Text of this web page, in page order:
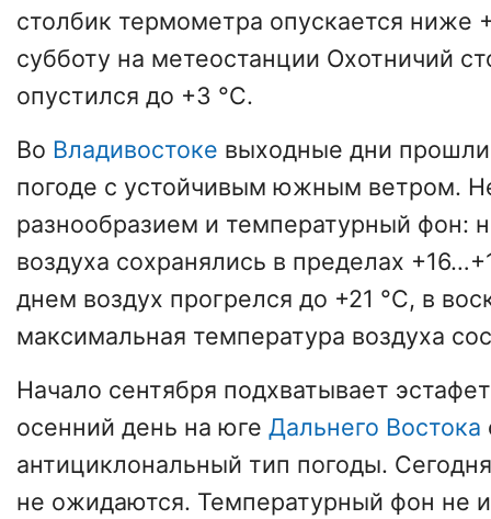
столбик термометра опускается ниже
субботу на метеостанции Охотничий
опустился до +3 °C.
Во Владивостоке выходные дни
погоде с устойчивым южным ветром.
разнообразием и температурный фон:
воздуха сохранялись в пределах
днем воздух прогрелся до +21 °C, в
максимальная температура воздуха
Начало сентября подхватывает
осенний день на юге Дальнего Востока
антициклональный тип погоды.
не ожидаются. Температурный фон не